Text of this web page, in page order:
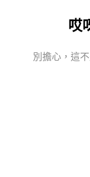
哎
別擔心，這